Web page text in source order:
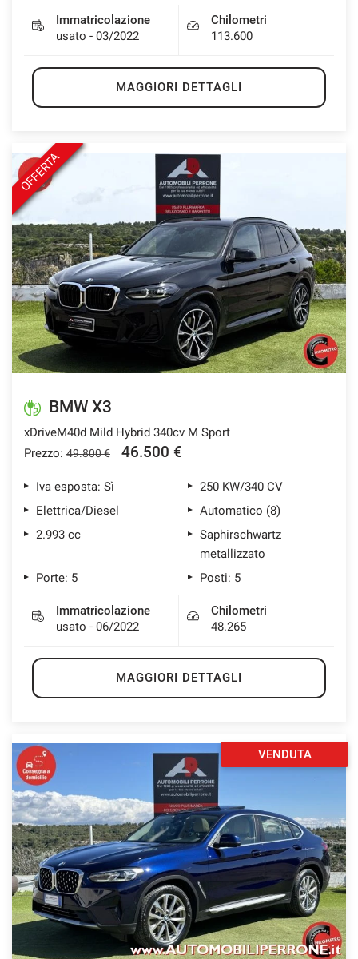
Immatricolazione
usato - 03/2022
Chilometri
113.600
MAGGIORI DETTAGLI
OFFERTA
BMW X3
xDriveM40d Mild Hybrid 340cv M Sport
Prezzo: 49.800 € 46.500 €
Iva esposta: Sì
250 KW/340 CV
Elettrica/Diesel
Automatico (8)
2.993 cc
Saphirschwartz
metallizzato
Porte: 5
Posti: 5
Immatricolazione
usato - 06/2022
Chilometri
48.265
MAGGIORI DETTAGLI
VENDUTA